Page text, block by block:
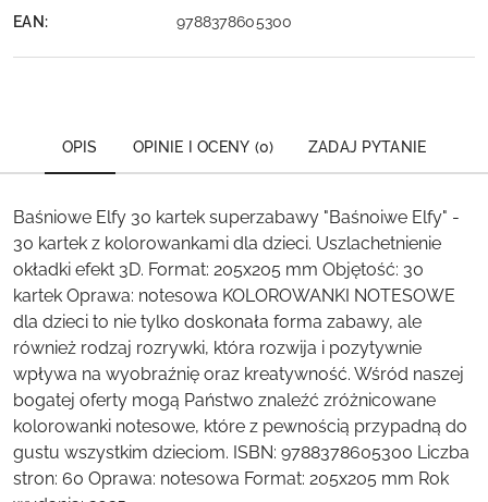
EAN: 9788378605300
OPIS OPINIE I OCENY (0) ZADAJ PYTANIE
Baśniowe Elfy 30 kartek superzabawy "Baśnoiwe Elfy" -
30 kartek z kolorowankami dla dzieci. Uszlachetnienie
okładki efekt 3D. Format: 205x205 mm Objętość: 30
kartek Oprawa: notesowa KOLOROWANKI NOTESOWE
dla dzieci to nie tylko doskonała forma zabawy, ale
również rodzaj rozrywki, która rozwija i pozytywnie
wpływa na wyobraźnię oraz kreatywność. Wśród naszej
bogatej oferty mogą Państwo znaleźć zróżnicowane
kolorowanki notesowe, które z pewnością przypadną do
gustu wszystkim dzieciom. ISBN: 9788378605300 Liczba
stron: 60 Oprawa: notesowa Format: 205x205 mm Rok